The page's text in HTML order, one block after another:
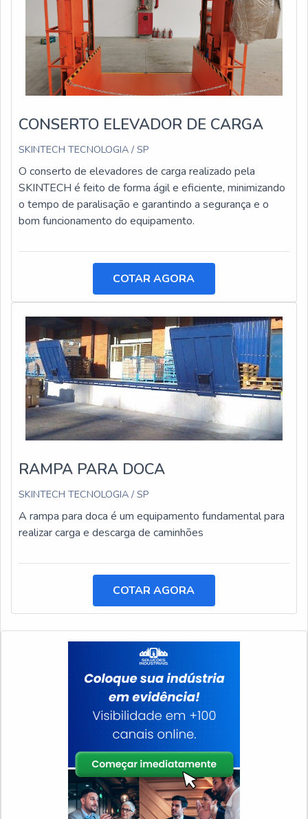
CONSERTO ELEVADOR DE CARGA
SKINTECH TECNOLOGIA / SP
O conserto de elevadores de carga realizado pela
SKINTECH é feito de forma ágil e eficiente, minimizando
o tempo de paralisação e garantindo a segurança e o
bom funcionamento do equipamento.
COTAR AGORA
RAMPA PARA DOCA
SKINTECH TECNOLOGIA / SP
A rampa para doca é um equipamento fundamental para
realizar carga e descarga de caminhões
COTAR AGORA